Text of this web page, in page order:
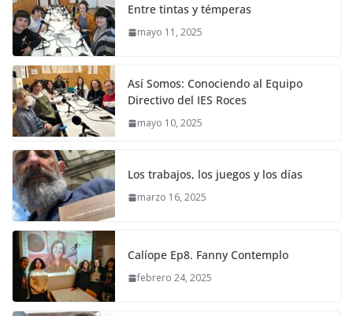
Entre tintas y témperas
mayo 11, 2025
Así Somos: Conociendo al Equipo
Directivo del IES Roces
mayo 10, 2025
Los trabajos, los juegos y los días
marzo 16, 2025
Calíope Ep8. Fanny Contemplo
febrero 24, 2025